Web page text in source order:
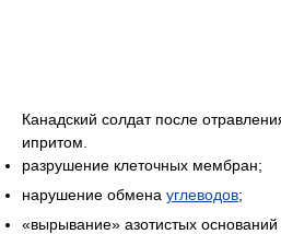
Канадский солдат после
ипритом.
разрушение клеточных мембран;
нарушение обмена углеводов;
«вырывание» азотистых оснований